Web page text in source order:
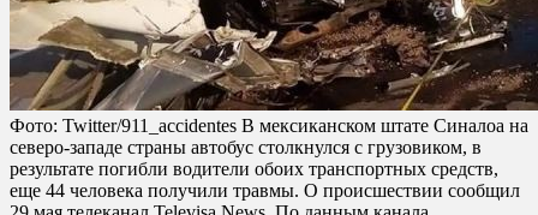
Фото: Twitter/911_accidentes В мексиканском штате Синалоа на
северо-западе страны автобус столкнулся с грузовиком, в
результате погибли водители обоих транспортных средств,
еще 44 человека получили травмы. О происшествии сообщил